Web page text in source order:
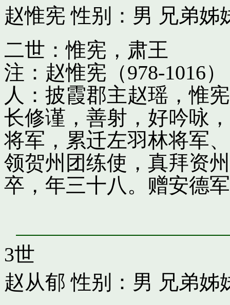
赵惟宪 性别：男 兄弟姊
二世：惟宪，肃王
注：赵惟宪（978-1016
人：披霞郡主赵瑶，惟
长修谨，善射，好吟咏
将军，累迁左羽林将军
领贺州团练使，真拜资
卒，年三十八。赠安德
3世
赵从郁 性别：男 兄弟姊